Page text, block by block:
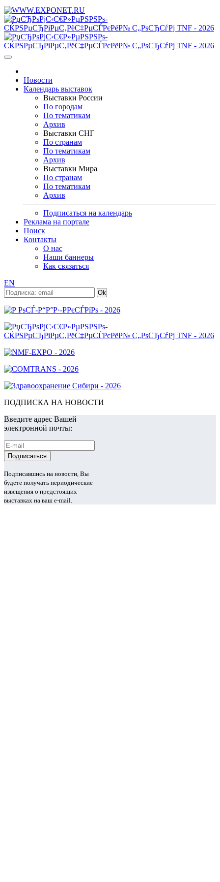
Новости
Календарь выставок
Выставки России
По городам
По тематикам
Архив
Выставки СНГ
По странам
По тематикам
Архив
Выставки Мира
По странам
По тематикам
Архив
Подписаться на календарь
Реклама на портале
Поиск
Контакты
О нас
Наши баннеры
Как связаться
EN
ПОДПИСКА НА НОВОСТИ
Введите адрес Вашей
электронной почты:
Подписавшись на новости, Вы
будете получать периодические
извещения о предстоящих
выставках на ваш e-mail.